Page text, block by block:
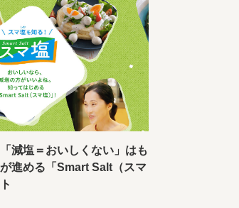
減塩＝おいしくない」はも
進める「Smart Salt（スマ